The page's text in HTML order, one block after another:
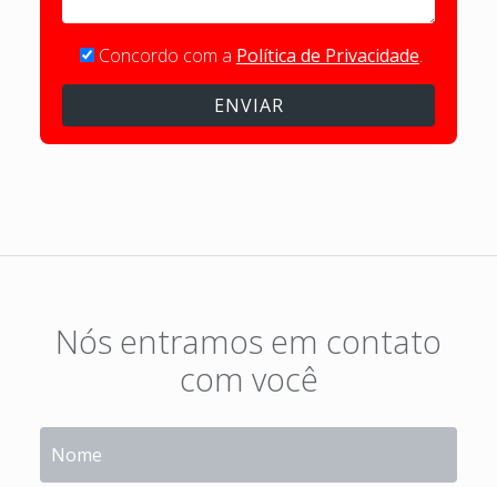
Concordo com a Política de Privacidade.
Nós entramos em contato
com você